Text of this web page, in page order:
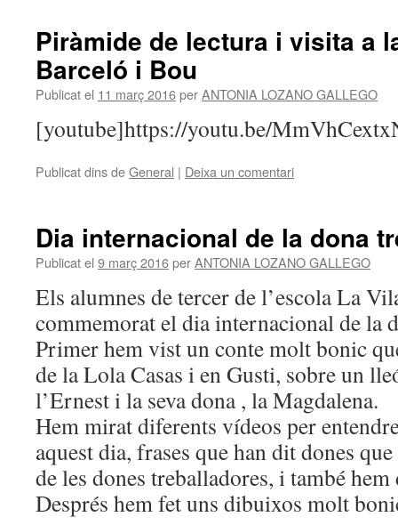
Piràmide de lectura i visita a
Barceló i Bou
Publicat el 11 març 2016perANTONIA LOZANO GALLEGO
[youtube]https://youtu.be/
Publicat dins deGeneral | Deixa un comentari
Dia internacional de la dona
Publicat el 9 març 2016perANTONIA LOZANO GALLEGO
Els alumnes de tercer de l’escola La
commemorat el dia internacional de la
Primer hem vist un conte molt bonic
de la Lola Casas i en Gusti, sobre un
l’Ernest i la seva dona , la Magdalena.
Hem mirat diferents vídeos per
aquest dia, frases que han dit dones
de les dones treballadores, i també
Després hem fet uns dibuixos molt